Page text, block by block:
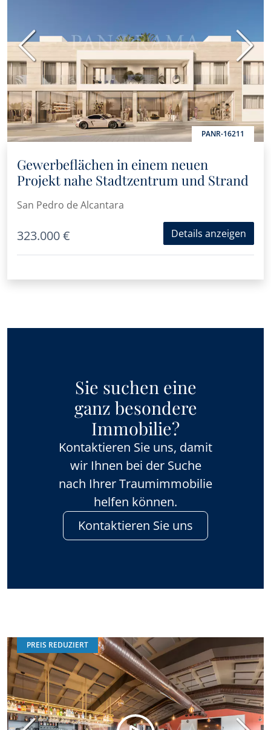
PANR-16211
Vorherige
Gewerbeflächen in einem neuen
Projekt nahe Stadtzentrum und Strand
San Pedro de Alcantara
323.000 € Details anzeigen
Sie suchen eine
ganz besondere
Immobilie?
Kontaktieren Sie uns, damit
wir Ihnen bei der Suche
nach Ihrer Traumimmobilie
helfen können.
Kontaktieren Sie uns
PREIS REDUZIERT